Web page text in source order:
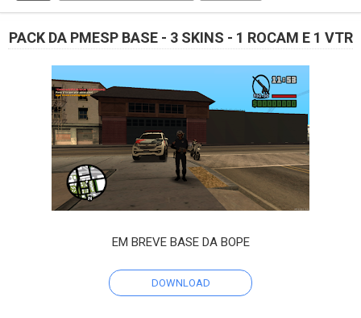
PACK DA PMESP BASE - 3 SKINS - 1 ROCAM E 1 VTR
EM BREVE BASE DA BOPE
DOWNLOAD